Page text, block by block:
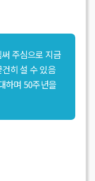
주심으로 지금
히 설 수 있음
하며 50주년을